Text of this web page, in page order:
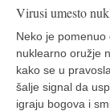
Virusi umesto
Neko je
nuklearno oružje
kako se u
šalje signal da
igraju bogova i